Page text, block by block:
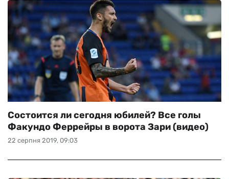
22 серпня 2019, 09:03
Состоится ли сегодня юбилей? Все голы
Факундо Феррейры в ворота Зари (видео)